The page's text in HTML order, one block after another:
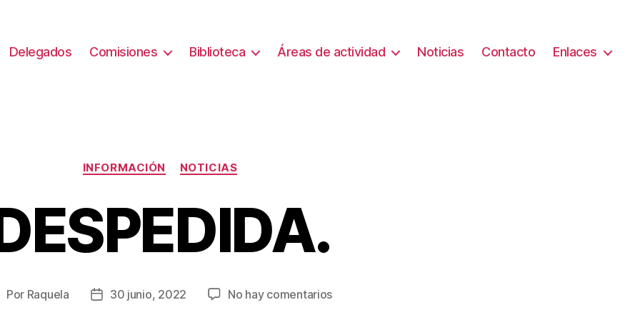
Delegados Comisiones Biblioteca Áreas de actividad Noticias Contacto Enlaces
Categorías
INFORMACIÓN NOTICIAS
Por Raquela
Fecha30 junio, 2022 No hay comentariosen